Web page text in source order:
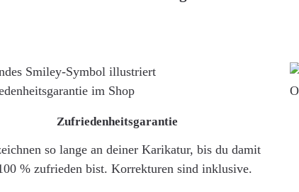
Zufriedenheitsgarantie
so lange an deiner Karikatur, bis du damit
% zufrieden bist. Korrekturen sind inklusive.